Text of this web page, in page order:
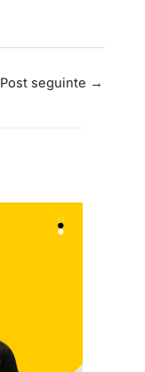
Post seguinte →